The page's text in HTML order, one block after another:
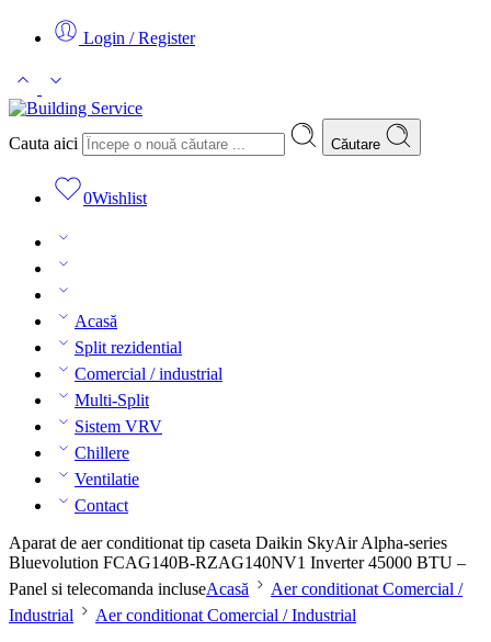
Login / Register
Cauta aici Căutare
0Wishlist
Acasă
Split rezidential
Comercial / industrial
Multi-Split
Sistem VRV
Chillere
Ventilatie
Contact
Aparat de aer conditionat tip caseta Daikin SkyAir Alpha-series
Bluevolution FCAG140B-RZAG140NV1 Inverter 45000 BTU –
Panel si telecomanda incluseAcasă
Aer conditionat Comercial /
Industrial
Aer conditionat Comercial / Industrial